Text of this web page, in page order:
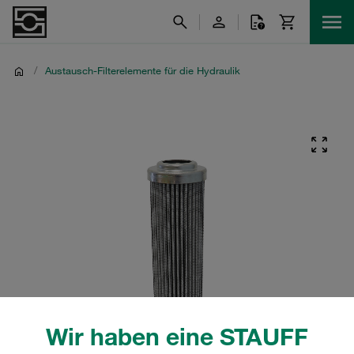
Wir haben eine STAUFF
/ Austausch-Filterelemente für die Hydraulik